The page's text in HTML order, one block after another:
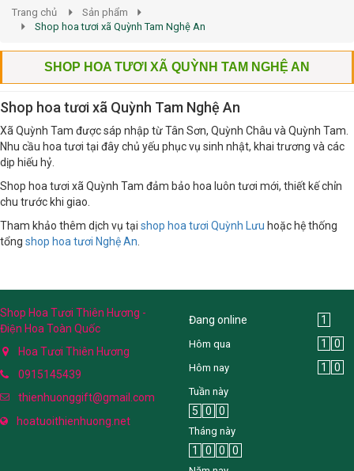
Trang chủ
Sản phẩm
Shop hoa tươi xã Quỳnh Tam Nghệ An
SHOP HOA TƯƠI XÃ QUỲNH TAM NGHỆ AN
Shop hoa tươi xã Quỳnh Tam Nghệ An
Xã Quỳnh Tam được sáp nhập từ Tân Sơn, Quỳnh Châu và Quỳnh Tam.
Nhu cầu hoa tươi tại đây chủ yếu phục vụ sinh nhật, khai trương và các
dịp hiếu hỷ.
Shop hoa tươi xã Quỳnh Tam đảm bảo hoa luôn tươi mới, thiết kế chỉn
chu trước khi giao.
Tham khảo thêm dịch vụ tại shop hoa tươi Quỳnh Lưu hoặc hệ thống
tổng shop hoa tươi Nghệ An
Shop Hoa Tươi Thiên Hương -
Điện Hoa Toàn Quốc
Hoa Tươi Thiên Hương
0915145439
thienhuonggift@gmail.com
hoatuoithienhuong.net
Đang online 1
Hôm qua 1 0
Hôm nay 1 0
Tuần này
5 0 0
Tháng này
1 0 0 0